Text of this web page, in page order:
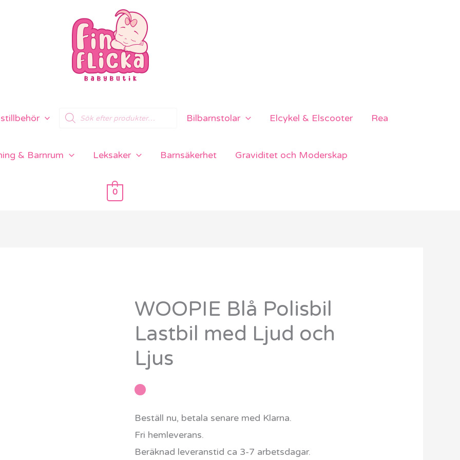
Products
search
Bilbarnstolar Elcykel & Elscooter Rea
& Barnrum Leksaker Barnsäkerhet Graviditet och Moderskap
0
WOOPIE Blå Polisbil
Lastbil med Ljud och
Ljus
Beställ nu, betala senare med Klarna.
Fri hemleverans.
Beräknad leveranstid ca 3-7 arbetsdagar.
WOOPIE
Polisbil
Lastbil
med
Ljud
Ljus
mängd